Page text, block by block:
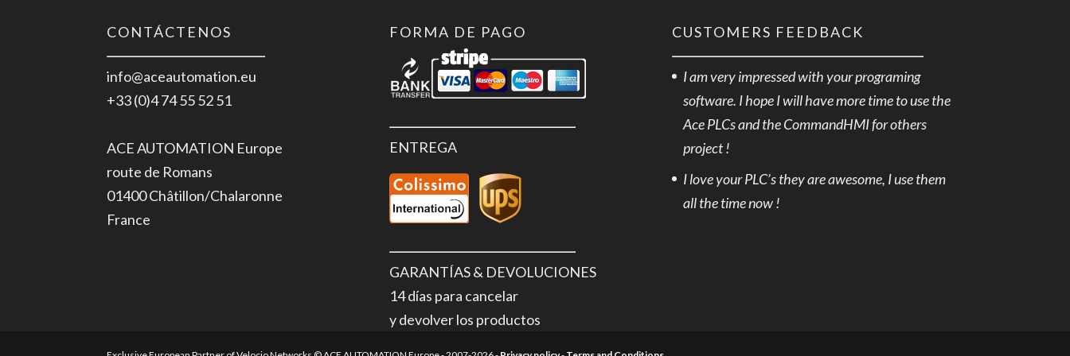
CONTÁCTENOS
info@aceautomation.eu
+33 (0)4 74 55 52 51
ACE AUTOMATION Europe
route de Romans
01400 Châtillon/Chalaronne
France
FORMA DE PAGO
ENTREGA
GARANTÍAS & DEVOLUCIONES
14 días para cancelar
y devolver los productos
CUSTOMERS FEEDBACK
I am very impressed with your programing
software. I hope I will have more time to use the
Ace PLCs and the CommandHMI for others
project !
I love your PLC’s they are awesome, I use them
all the time now !